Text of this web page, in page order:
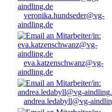
veronika.hundseder@vg-
aindling.de
eva.katzenschwanz@vg-
aindling.de
andrea.ledabyll@vg-